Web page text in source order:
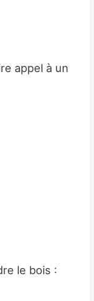
appel à un
le bois :